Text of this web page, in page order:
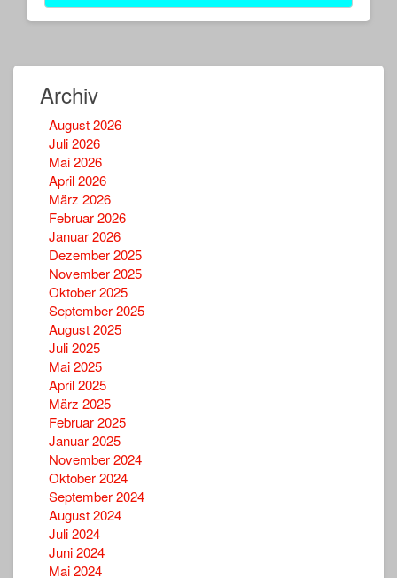
Archiv
August 2026
Juli 2026
Mai 2026
April 2026
März 2026
Februar 2026
Januar 2026
Dezember 2025
November 2025
Oktober 2025
September 2025
August 2025
Juli 2025
Mai 2025
April 2025
März 2025
Februar 2025
Januar 2025
November 2024
Oktober 2024
September 2024
August 2024
Juli 2024
Juni 2024
Mai 2024